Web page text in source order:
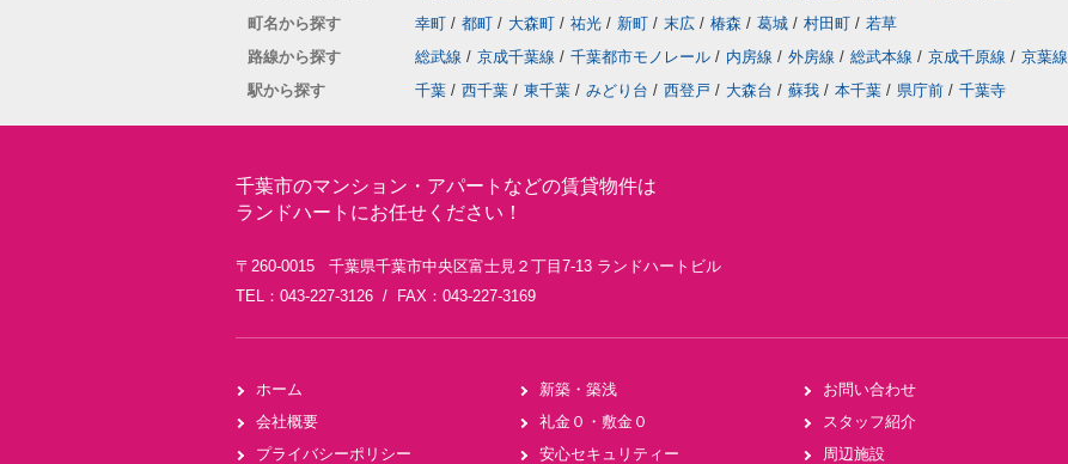
町名から探す
幸町 / 都町 / 大森町 / 祐光 / 新町 / 末広 / 椿森 / 葛城 / 村田町 / 若草
路線から探す
総武線 / 京成千葉線 / 千葉都市モノレール / 内房線 / 外房線 / 総武本線 / 京成千原線 / 京葉線
駅から探す
千葉 / 西千葉 / 東千葉 / みどり台 / 西登戸 / 大森台 / 蘇我 / 本千葉 / 県庁前 / 千葉寺
千葉市のマンション・アパートなどの賃貸物件は
ランドハートにお任せください！
〒260-0015 千葉県千葉市中央区富士見２丁目7-13 ランドハートビル
TEL：043-227-3126 / FAX：043-227-3169
ホーム
会社概要
プライバシーポリシー
新築・築浅
礼金０・敷金０
安心セキュリティー
お問い合わせ
スタッフ紹介
周辺施設